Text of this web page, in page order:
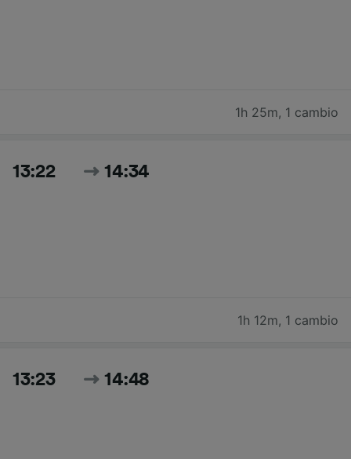
1h 25m, 1 cambio
13:22 14:34
1h 12m, 1 cambio
13:23 14:48